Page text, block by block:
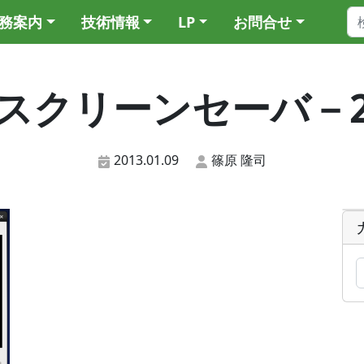
案内 技術情報 LP お問合せ
クリーンセーバ－
2013.01.09 篠原 隆司